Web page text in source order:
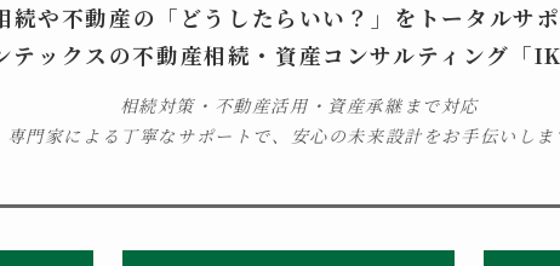
続や不動産の「どうしたらいい？」をトータルサ
テックスの不動産相続・資産コンサルティング 「
相続対策・不動産活用・資産承継 まで対応
専門家による丁寧なサポートで、
安心の未来設計をお手伝いしま